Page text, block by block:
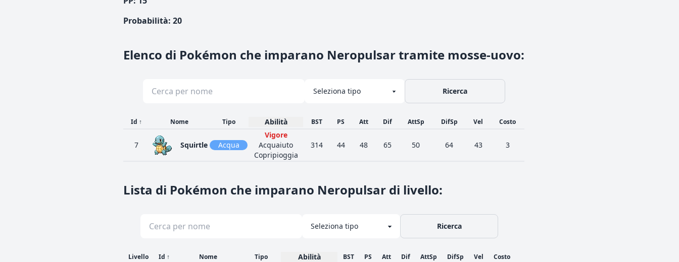
Probabilità: 20
Elenco di Pokémon che imparano Neropulsar tramite mosse-uovo:
Ricerca
Id ↑ Nome Tipo Abilità BST PS Att Dif AttSp DifSp Vel Costo
7 Squirtle Acqua
Vigore
Acquaiuto
Copripioggia
314 44 48 65 50 64 43 3
Lista di Pokémon che imparano Neropulsar di livello:
Ricerca
Livello Id ↑ Nome Tipo Abilità BST PS Att Dif AttSp DifSp Vel Costo